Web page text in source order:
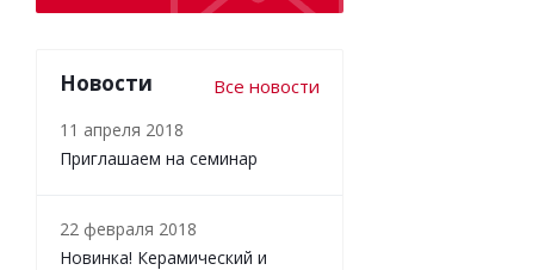
Новости Все новости
11 апреля 2018
Приглашаем на семинар
22 февраля 2018
Новинка! Керамический и